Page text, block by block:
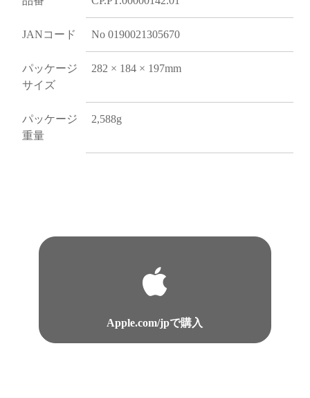
JANコード No 0190021305670
パッケージ
サイズ
282 × 184 × 197mm
パッケージ
重量
2,588g
Apple.com/jpで購入